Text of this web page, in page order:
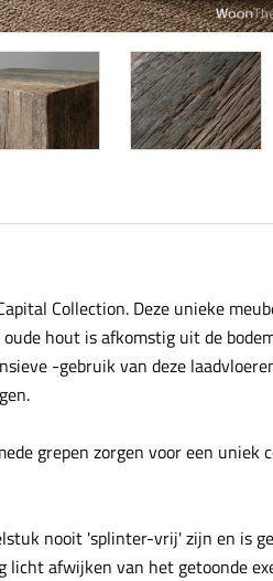
Collection. Deze unieke
hout is afkomstig uit de
-gebruik van deze
grepen zorgen voor een uniek
nooit 'splinter-vrij' zijn en is
licht afwijken van het getoonde